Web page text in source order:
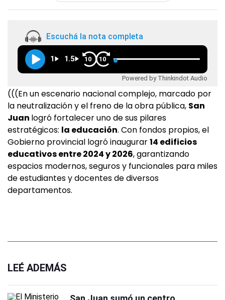
Escuchá la nota completa
1 1.5 10 10
Powered by Thinkindot Audio
(((En un escenario nacional complejo, marcado por
la neutralización y el freno de la obra pública, San
Juan logró fortalecer uno de sus pilares
estratégicos: la educación. Con fondos propios, el
Gobierno provincial logró inaugurar14 edificios
educativos entre 2024 y 2026, garantizando
espacios modernos, seguros y funcionales para miles
de estudiantes y docentes de diversos
departamentos.
LEÉ ADEMÁS